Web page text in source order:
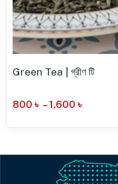
Green Tea | গ্রীণ টি
800 ৳ – 1,600 ৳